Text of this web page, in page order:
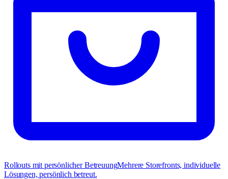
Rollouts mit persönlicher BetreuungMehrere Storefronts, individuelle
Lösungen, persönlich betreut.